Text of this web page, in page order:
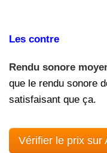
Les contre
Rendu sonore
que le rendu sonore
satisfaisant que ça.
Vérifier le prix sur